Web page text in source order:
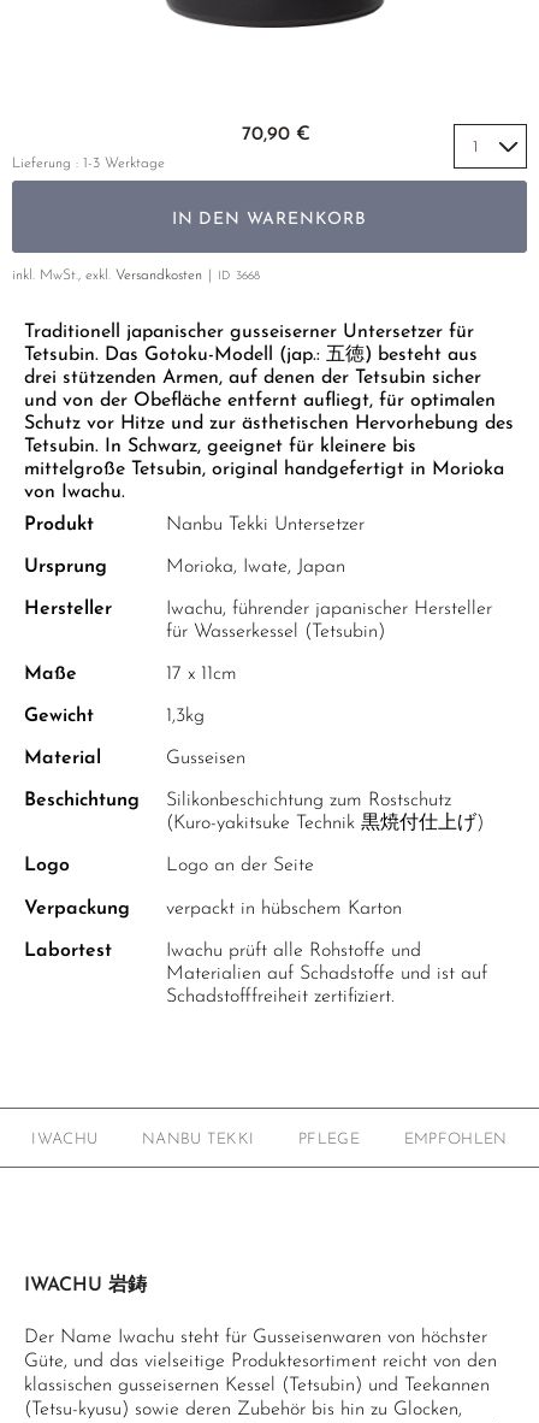
GELBER TEE
PHOENIX DANCONG
SETS & GIFTS
EMPFEHLUNGEN
NACH SORTE
Traditionell japanischer gusseiserner Untersetzer für
Tetsubin. Das Gotoku-Modell (jap.: 五徳) besteht aus
drei stützenden Armen, auf denen der Tetsubin sicher
und von der Obefläche entfernt aufliegt, für optimalen
Schutz vor Hitze und zur ästhetischen Hervorhebung des
Tetsubin. In Schwarz, geeignet für kleinere bis
mittelgroße Tetsubin, original handgefertigt in Morioka
von Iwachu.
Produkt
Nanbu Tekki Untersetzer
Ursprung Morioka, Iwate, Japan
Hersteller
Iwachu, führender japanischer Hersteller
für Wasserkessel (Tetsubin)
Maße 17 x 11cm
Gewicht 1,3kg
Material Gusseisen
Beschichtung
Silikonbeschichtung zum Rostschutz
(Kuro-yakitsuke Technik 黒焼付仕上げ)
Logo Logo an der Seite
Verpackung verpackt in hübschem Karton
Labortest
Iwachu prüft alle Rohstoffe und
Materialien auf Schadstoffe und ist auf
Schadstofffreiheit zertifiziert.
70,90 €
IN DEN WARENKORB
Lieferung : 1-3 Werktage
inkl. MwSt., exkl. Versandkosten ID 3668
IWACHU NANBU TEKKI PFLEGE EMPFOHLEN
IWACHU 岩鋳
Der Name Iwachu steht für Gusseisenwaren von höchster
Güte, und das vielseitige Produktesortiment reicht von den
klassischen gusseisernen Kessel (Tetsubin) und Teekannen
(Tetsu-kyusu) sowie deren Zubehör bis hin zu Glocken,